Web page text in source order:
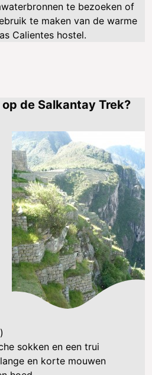
te bezoeken of
te maken van de warme
Calientes hostel.
de Salkantay Trek?
sokken en een trui
en korte mouwen